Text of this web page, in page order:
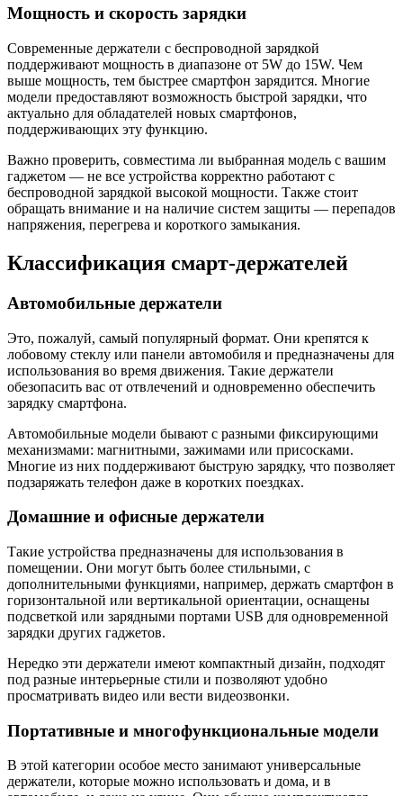
Мощность и скорость зарядки
Современные держатели с беспроводной зарядкой
поддерживают мощность в диапазоне от 5W до 15W. Чем
выше мощность, тем быстрее смартфон зарядится. Многие
модели предоставляют возможность быстрой зарядки, что
актуально для обладателей новых смартфонов,
поддерживающих эту функцию.
Важно проверить, совместима ли выбранная модель с вашим
гаджетом — не все устройства корректно работают с
беспроводной зарядкой высокой мощности. Также стоит
обращать внимание и на наличие систем защиты — перепадов
напряжения, перегрева и короткого замыкания.
Классификация смарт-держателей
Автомобильные держатели
Это, пожалуй, самый популярный формат. Они крепятся к
лобовому стеклу или панели автомобиля и предназначены для
использования во время движения. Такие держатели
обезопасить вас от отвлечений и одновременно обеспечить
зарядку смартфона.
Автомобильные модели бывают с разными фиксирующими
механизмами: магнитными, зажимами или присосками.
Многие из них поддерживают быструю зарядку, что позволяет
подзаряжать телефон даже в коротких поездках.
Домашние и офисные держатели
Такие устройства предназначены для использования в
помещении. Они могут быть более стильными, с
дополнительными функциями, например, держать смартфон в
горизонтальной или вертикальной ориентации, оснащены
подсветкой или зарядными портами USB для одновременной
зарядки других гаджетов.
Нередко эти держатели имеют компактный дизайн, подходят
под разные интерьерные стили и позволяют удобно
просматривать видео или вести видеозвонки.
Портативные и многофункциональные модели
В этой категории особое место занимают универсальные
держатели, которые можно использовать и дома, и в